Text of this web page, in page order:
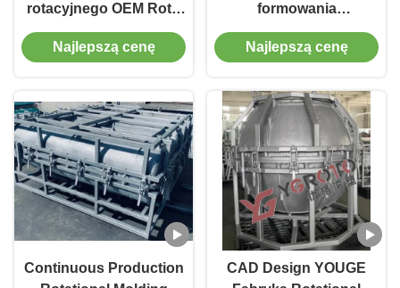
rotacyjnego OEM Roto
Moulding Products
Rotary Moulding Mold
Najlepszą cenę
formowania
obrotowego
Najlepszą cenę
Continuous Production
CAD Design YOUGE